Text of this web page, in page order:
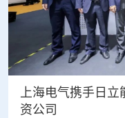
上海电气携手日立
资公司